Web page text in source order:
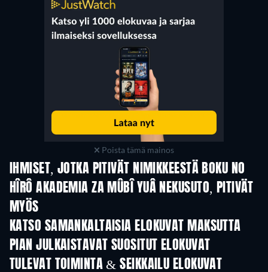
Poista tämä mainos
IHMISET, JOTKA PITIVÄT NIMIKKEESTÄ BOKU NO
HÎRÔ AKADEMIA ZA MÛBÎ YUÂ NEKUSUTO, PITIVÄT
MYÖS
KATSO SAMANKALTAISIA ELOKUVAT MAKSUTTA
PIAN JULKAISTAVAT SUOSITUT ELOKUVAT
TULEVAT TOIMINTA & SEIKKAILU ELOKUVAT